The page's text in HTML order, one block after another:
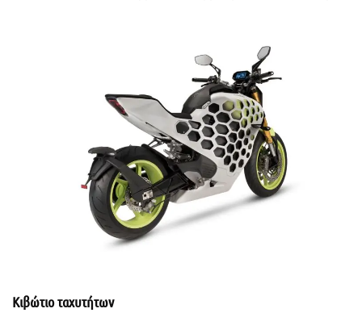
Κιβώτιο ταχυτήτων